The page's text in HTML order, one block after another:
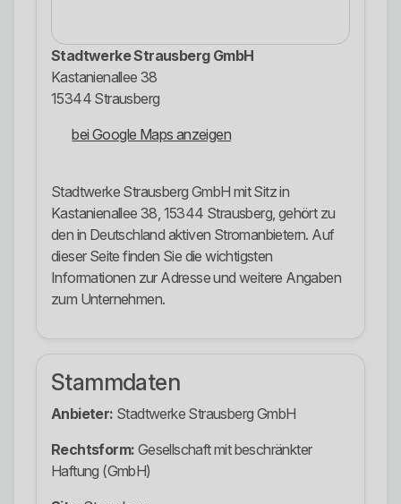
Stadtwerke Strausberg GmbH
Kastanienallee 38
15344 Strausberg
bei Google Maps anzeigen
Stadtwerke Strausberg GmbH mit Sitz in
Kastanienallee 38, 15344 Strausberg, gehört zu
den in Deutschland aktiven Stromanbietern. Auf
dieser Seite finden Sie die wichtigsten
Informationen zur Adresse und weitere Angaben
zum Unternehmen.
Stammdaten
Anbieter: Stadtwerke Strausberg GmbH
Rechtsform: Gesellschaft mit beschränkter
Haftung (GmbH)